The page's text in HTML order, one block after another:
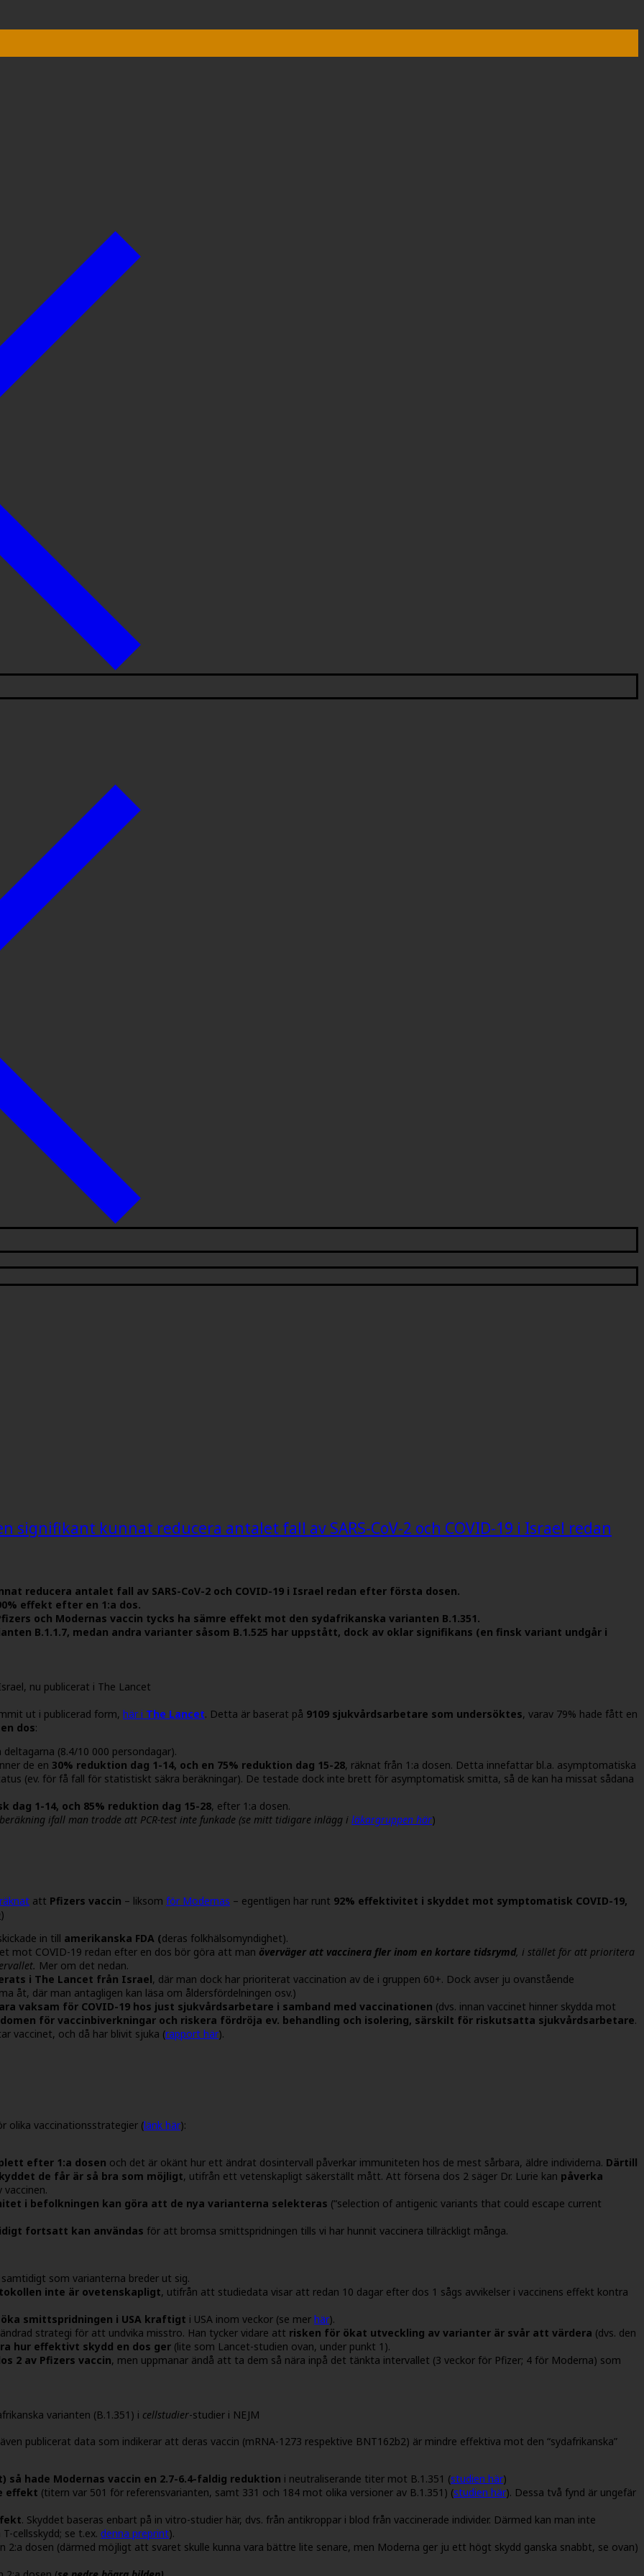
signifikant kunnat reducera antalet fall av SARS-CoV-2 och COVID-19 i Israel redan
reducera antalet fall av SARS-CoV-2 och COVID-19 i Israel redan efter första dosen.
effekt efter en 1:a dos.
och Modernas vaccin tycks ha sämre effekt mot den sydafrikanska varianten B.1.351.
B.1.1.7, medan andra varianter såsom B.1.525 har uppstått, dock av oklar signifikans (en finsk variant undgår i
nu publicerat i The Lancet
ut i publicerad form, här i The Lancet. Detta är baserat på 9109 sjukvårdsarbetare som undersöktes, varav 79% hade fått en
dos:
deltagarna (8.4/10 000 persondagar).
de en 30% reduktion dag 1-14, och en 75% reduktion dag 15-28, räknat från 1:a dosen. Detta innefattar bl.a. asymptomatiska
(ev. för få fall för statistiskt säkra beräkningar). De testade dock inte brett för asymptomatisk smitta, så de kan ha missat sådana
dag 1-14, och 85% reduktion dag 15-28, efter 1:a dosen.
ifall man trodde att PCR-test inte funkade (se mitt tidigare inlägg i läkargruppen här)
att Pfizers vaccin – liksom för Modernas – egentligen har runt 92% effektivitet i skyddet mot symptomatisk COVID-19,
)
in till amerikanska FDA (deras folkhälsomyndighet).
mot COVID-19 redan efter en dos bör göra att man överväger att vaccinera fler inom en kortare tidsrymd, i stället för att prioritera
Mer om det nedan.
i The Lancet från Israel, där man dock har prioriterat vaccination av de i gruppen 60+. Dock avser ju ovanstående
åt, där man antagligen kan läsa om åldersfördelningen osv.)
vaksam för COVID-19 hos just sjukvårdsarbetare i samband med vaccinationen (dvs. innan vaccinet hinner skydda mot
för vaccinbiverkningar och riskera fördröja ev. behandling och isolering, särskilt för riskutsatta sjukvårdsarbetare.
vaccinet, och då har blivit sjuka (rapport här).
olika vaccinationsstrategier (länk här):
efter 1:a dosen och det är okänt hur ett ändrat dosintervall påverkar immuniteten hos de mest sårbara, äldre individerna. Därtill
de får är så bra som möjligt, utifrån ett vetenskapligt säkerställt mått. Att försena dos 2 säger Dr. Lurie kan påverka
i befolkningen kan göra att de nya varianterna selekteras (“selection of antigenic variants that could escape current
fortsatt kan användas för att bromsa smittspridningen tills vi har hunnit vaccinera tillräckligt många.
som varianterna breder ut sig.
inte är ovetenskapligt, utifrån att studiedata visar att redan 10 dagar efter dos 1 sågs avvikelser i vaccinens effekt kontra
smittspridningen i USA kraftigt i USA inom veckor (se mer här).
strategi för att undvika misstro. Han tycker vidare att risken för ökat utveckling av varianter är svår att värdera (dvs. den
hur effektivt skydd en dos ger (lite som Lancet-studien ovan, under punkt 1).
2 av Pfizers vaccin, men uppmanar ändå att ta dem så nära inpå det tänkta intervallet (3 veckor för Pfizer; 4 för Moderna) som
varianten (B.1.351) i cellstudier-studier i NEJM
publicerat data som indikerar att deras vaccin (mRNA-1273 respektive BNT162b2) är mindre effektiva mot den “sydafrikanska”
så hade Modernas vaccin en 2.7-6.4-faldig reduktion i neutraliserande titer mot B.1.351 (studien här)
effekt (titern var 501 för referensvarianten, samt 331 och 184 mot olika versioner av B.1.351) (studien här). Dessa två fynd är ungefär
. Skyddet baseras enbart på in vitro-studier här, dvs. från antikroppar i blod från vaccinerade individer. Därmed kan man inte
cellsskydd; se t.ex. denna preprint).
dosen (därmed möjligt att svaret skulle kunna vara bättre lite senare, men Moderna ger ju ett högt skydd ganska snabbt, se ovan)